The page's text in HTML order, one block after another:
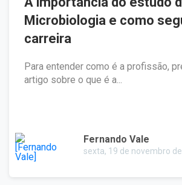
Microbiologia e como
carreira
Para entender como é a profissão,
artigo sobre o que é a...
Fernando Vale
sexta, 19 de novembro de